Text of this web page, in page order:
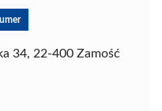
34, 22-400 Zamość